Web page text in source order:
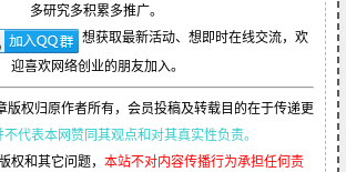
多研究多积累多推广。
想获取最新活动、想即时在线交流，欢
迎喜欢网络创业的朋友加入。
版权归原作者所有，会员投稿及转载目的在于传递更
不代表本网赞同其观点和对其真实性负责。
权和其它问题， 本站不对内容传播行为承担任何责